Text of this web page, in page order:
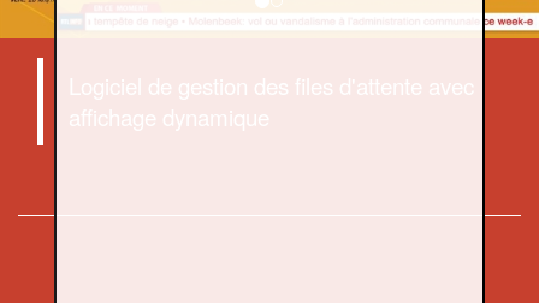
Logiciel de gestion des files d'attente avec
affichage dynamique